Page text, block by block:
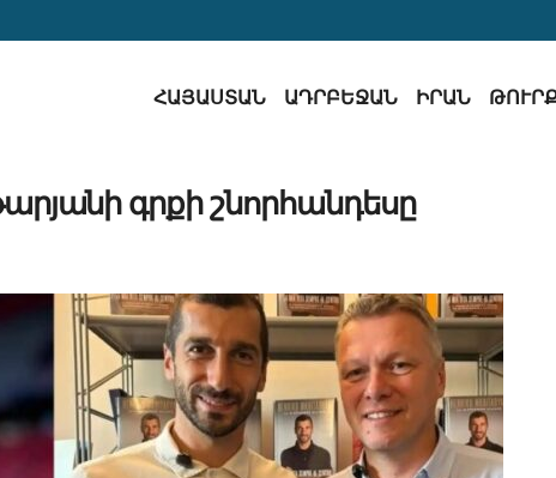
ՀԱՅԱՍՏԱՆ ԱԴՐԲԵՋԱՆ ԻՐԱՆ
գրքի շնորհանդեսը